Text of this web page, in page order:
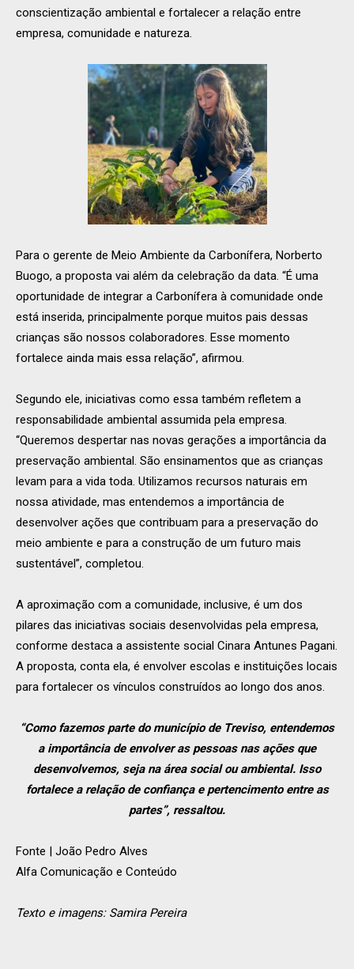
conscientização ambiental e fortalecer a relação entre
empresa, comunidade e natureza.
Para o gerente de Meio Ambiente da Carbonífera, Norberto
Buogo, a proposta vai além da celebração da data. “É uma
oportunidade de integrar a Carbonífera à comunidade onde
está inserida, principalmente porque muitos pais dessas
crianças são nossos colaboradores. Esse momento
fortalece ainda mais essa relação”, afirmou.
Segundo ele, iniciativas como essa também refletem a
responsabilidade ambiental assumida pela empresa.
“Queremos despertar nas novas gerações a importância da
preservação ambiental. São ensinamentos que as crianças
levam para a vida toda. Utilizamos recursos naturais em
nossa atividade, mas entendemos a importância de
desenvolver ações que contribuam para a preservação do
meio ambiente e para a construção de um futuro mais
sustentável”, completou.
A aproximação com a comunidade, inclusive, é um dos
pilares das iniciativas sociais desenvolvidas pela empresa,
conforme destaca a assistente social Cinara Antunes Pagani.
A proposta, conta ela, é envolver escolas e instituições locais
para fortalecer os vínculos construídos ao longo dos anos.
“Como fazemos parte do município de Treviso, entendemos
a importância de envolver as pessoas nas ações que
desenvolvemos, seja na área social ou ambiental. Isso
fortalece a relação de confiança e pertencimento entre as
partes”, ressaltou.
Fonte | João Pedro Alves
Alfa Comunicação e Conteúdo
Texto e imagens: Samira Pereira